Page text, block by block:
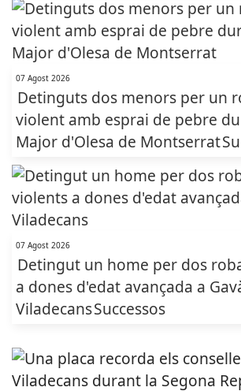
07 Agost 2026
Detinguts dos menors per un
violent amb esprai de pebre
Major d'Olesa de Montserrat
07 Agost 2026
Detingut un home per dos
a dones d'edat avançada a
ViladecansSuccessos